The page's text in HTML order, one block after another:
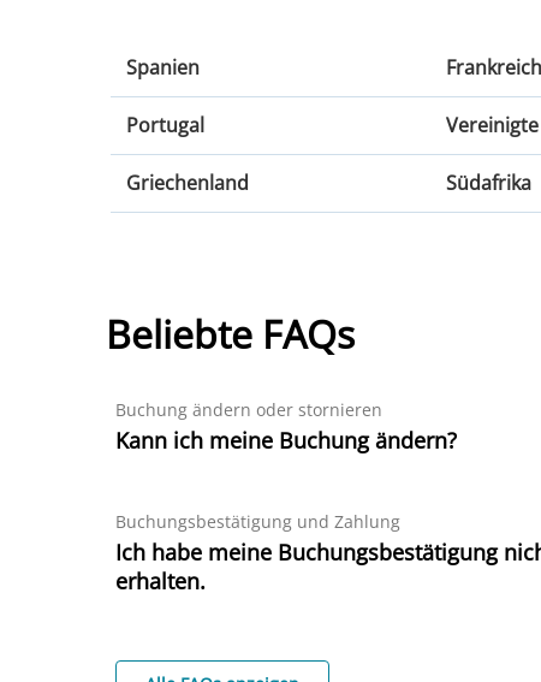
Spanien
Spanien
Malaga
Alicante
Frankreich
Frankreich
Nizza
Paris
Portugal
Portugal
Lissabon
Vereinigte
Florida
Griechenland
Thessaloniki
Südafrika
Beliebte FAQs
Buchung ändern oder stornieren
Kann ich meine Buchung ändern?
Buchungsbestätigung und Zahlung
Ich habe meine Buchungsbestätigung
erhalten.